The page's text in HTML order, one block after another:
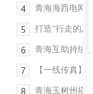
青海海西电网
打造“行走的
青海互助持续
【一线传真】
青海玉树州搭